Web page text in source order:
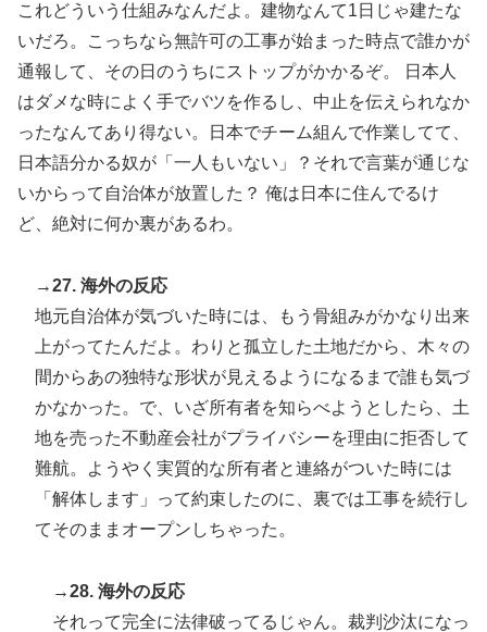
これどういう仕組みなんだよ。建物なんて1日じゃ建たな
いだろ。こっちなら無許可の工事が始まった時点で誰かが
通報して、その日のうちにストップがかかるぞ。 日本人
はダメな時によく手でバツを作るし、中止を伝えられなか
ったなんてあり得ない。日本でチーム組んで作業してて、
日本語分かる奴が「一人もいない」？それで言葉が通じな
いからって自治体が放置した？ 俺は日本に住んでるけ
ど、絶対に何か裏があるわ。
→27. 海外の反応
地元自治体が気づいた時には、もう骨組みがかなり出来
上がってたんだよ。わりと孤立した土地だから、木々の
間からあの独特な形状が見えるようになるまで誰も気づ
かなかった。で、いざ所有者を知らべようとしたら、土
地を売った不動産会社がプライバシーを理由に拒否して
難航。ようやく実質的な所有者と連絡がついた時には
「解体します」って約束したのに、裏では工事を続行し
てそのままオープンしちゃった。
→28. 海外の反応
それって完全に法律破ってるじゃん。裁判沙汰になっ